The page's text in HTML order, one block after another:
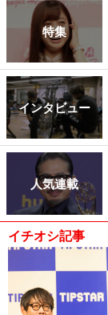
特集
インタビュー
人気連載
イチオシ記事